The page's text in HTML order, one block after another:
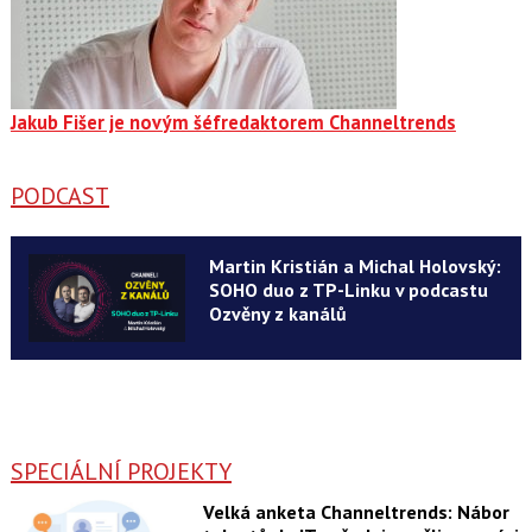
Jakub Fišer je novým šéfredaktorem Channeltrends
PODCAST
Martin Kristián a Michal Holovský:
SOHO duo z TP-Linku v podcastu
Ozvěny z kanálů
SPECIÁLNÍ PROJEKTY
Velká anketa Channeltrends: Nábor